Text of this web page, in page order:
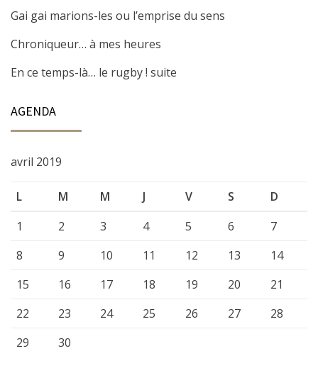
Gai gai marions-les ou l’emprise du sens
Chroniqueur… à mes heures
En ce temps-là… le rugby ! suite
AGENDA
avril 2019
L M M J V S
D
1
2 3 4 5 6
7
8
9 10 11 12 13
14
15
16 17 18 19 20
21
22
23 24 25 26 27
28
29
30